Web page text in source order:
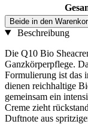
Beide in den
Beschreibung
Die Q10 Bio
Ganzkörperpflege.
Formulierung ist das
dienen reichhaltige
gemeinsam ein
Creme zieht
Duftnote aus